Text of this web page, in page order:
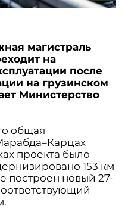
магистраль
на
после
на грузинском
Министерство
общая
проекта было
153 км
построен новый 27-